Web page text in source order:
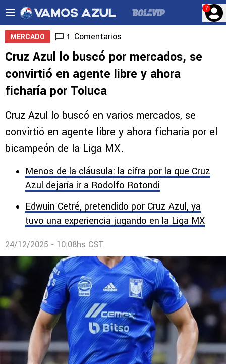
?
MERCADO 1 Comentarios
Cruz Azul lo buscó por mercados, se
convirtió en agente libre y ahora
ficharía por Toluca
Cruz Azul lo buscó en varios mercados, se
convirtió en agente libre y ahora ficharía por el
bicampeón de la Liga MX.
Menos de la cláusula: la cifra por la que Cruz
Azul dejaría ir a Rodolfo Rotondi
Edwuin Cetré, pretendido por Cruz Azul, ya
tuvo una experiencia jugando en la Liga MX
24/12/2025 - 10:08hs CST